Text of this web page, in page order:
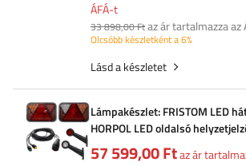
ÁFÁ-t
33 898,00 Ftaz ár tartalmazza az
Olcsóbb készletként a 6%
Lásd a készletet
Lámpakészlet: FRISTOM LED
HORPOL LED oldalsó
MANTES 5,5 m-es 13 tűs
57 599,00 Ftaz ár